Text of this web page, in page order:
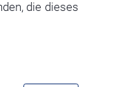
die dieses